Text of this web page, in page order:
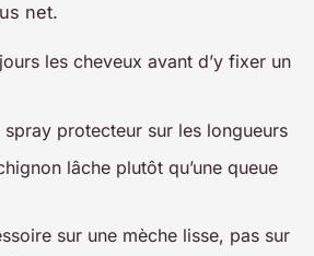
net.
les cheveux avant d’y fixer un
spray protecteur sur les longueurs
lâche plutôt qu’une queue
sur une mèche lisse, pas sur